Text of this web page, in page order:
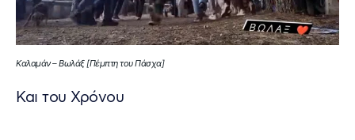
Καλαμάν – Βωλάξ [Πέμπτη του Πάσχα]
Και του Χρόνου